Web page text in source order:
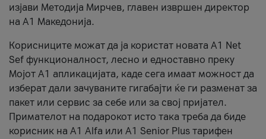
изјави Методија Мирчев, главен извршен директор
на А1 Македонија.
Корисниците можат да ја користат новата А1 Net
Sef функционалност, лесно и едноставно преку
Мојот А1 апликацијата, каде сега имаат можност да
изберат дали зачуваните гигабајти ќе ги разменат за
пакет или сервис за себе или за свој пријател.
Примателот на подарокот исто така треба да биде
корисник на А1 Alfa или A1 Senior Plus тарифен